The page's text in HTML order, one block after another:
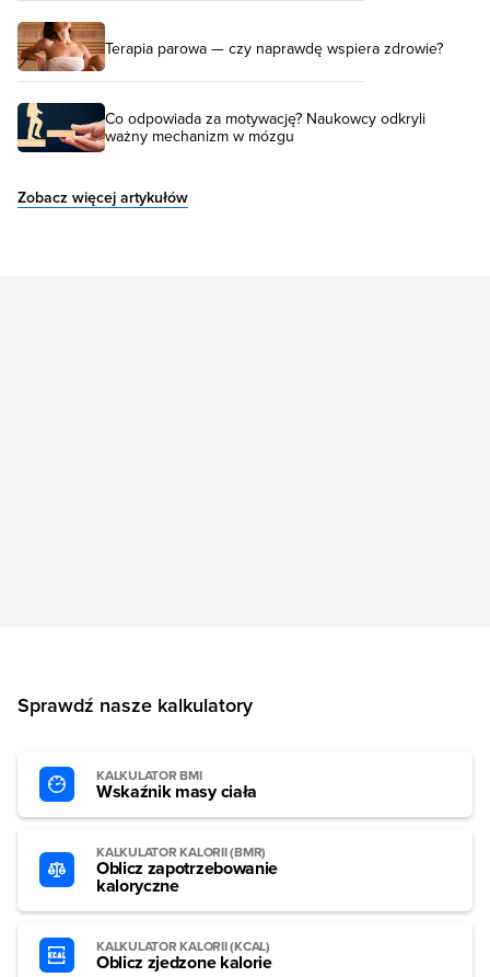
Terapia parowa — czy naprawdę wspiera zdrowie?
Co odpowiada za motywację? Naukowcy odkryli
ważny mechanizm w mózgu
Zobacz więcej artykułów
Sprawdź nasze kalkulatory
KALKULATOR BMI
Wskaźnik masy ciała
KALKULATOR KALORII (BMR)
Oblicz zapotrzebowanie
kaloryczne
KALKULATOR KALORII (KCAL)
Oblicz zjedzone kalorie